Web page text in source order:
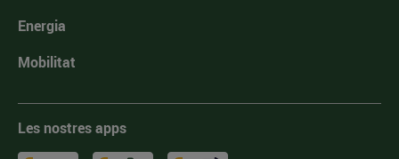
Energia
Mobilitat
Les nostres apps